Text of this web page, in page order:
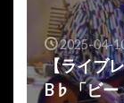
2025-04-
【ライブ
B♭「ビー